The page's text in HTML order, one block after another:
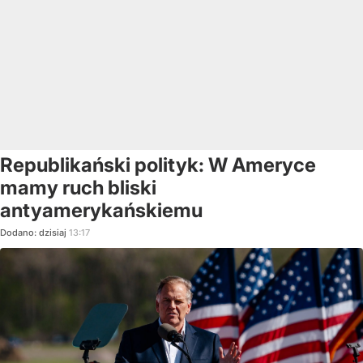
Republikański polityk: W Ameryce
mamy ruch bliski
antyamerykańskiemu
Dodano: dzisiaj 13:17